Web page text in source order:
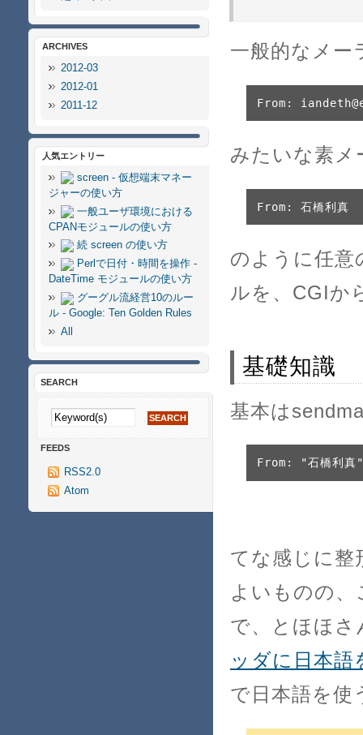
一般的なメー
From:
みたいな素メ
From: 石橋利真
のように任意
ルを、CGIか
基礎知識
基本は
From: "石橋利真
てな感じに整
よいものの
で、とほほさ
ッダに日本
で日本語を使
ARCHIVES
2012-03
2012-01
2011-12
人気エントリー
screen - 仮想端末マネー
ジャーの使い方
一般ユーザ環境における
CPANモジュールの使い方
続 screen の使い方
Perlで日付・時間を操作 -
DateTime モジュールの使い方
グーグル流経営10のルー
ル - Google: Ten Golden Rules
All
SEARCH
FEEDS
RSS2.0
Atom